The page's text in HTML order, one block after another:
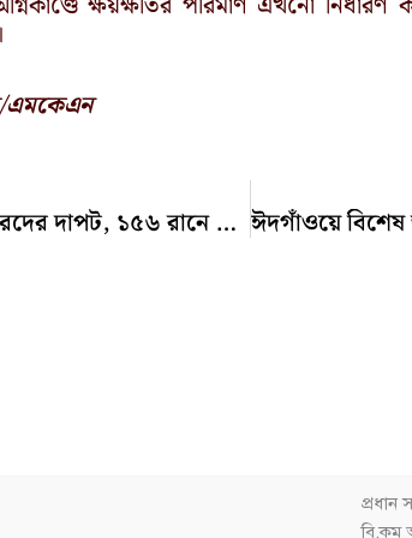
এমকেএন
বোলারদের পর ব্যাটারদের দাপট, ১৫৬ রানে এগিয়ে বাংলাদেশ
প্রধান
বি.কম